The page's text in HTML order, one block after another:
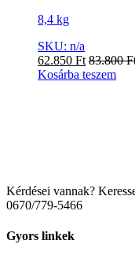
8,4 kg
SKU: n/a
62.850 Ft 83.800
Kosárba teszem
Kérdései vannak?
0670/779-5466
Gyors linkek